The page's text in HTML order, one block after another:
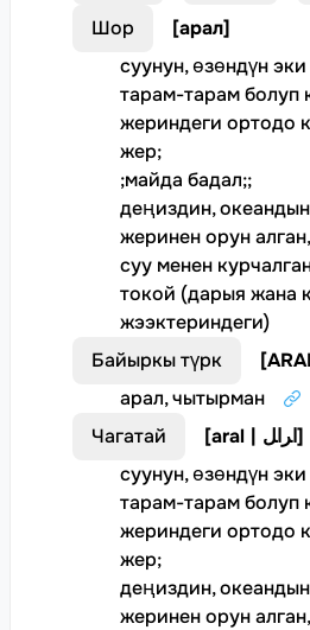
Шор
[арал]
суунун, өзөндүн
тарам-тарам болуп
жериндеги ортодо
жер;
;майда бадал;;
деңиздин,
жеринен орун
суу менен
токой (дарыя жана
жээктериндеги)
Байыркы түрк
[
арал, чытырман
Чагатай
[ aral | ﺍﺮﺍﻞ]
суунун, өзөндүн
тарам-тарам болуп
жериндеги ортодо
жер;
деңиздин,
жеринен орун